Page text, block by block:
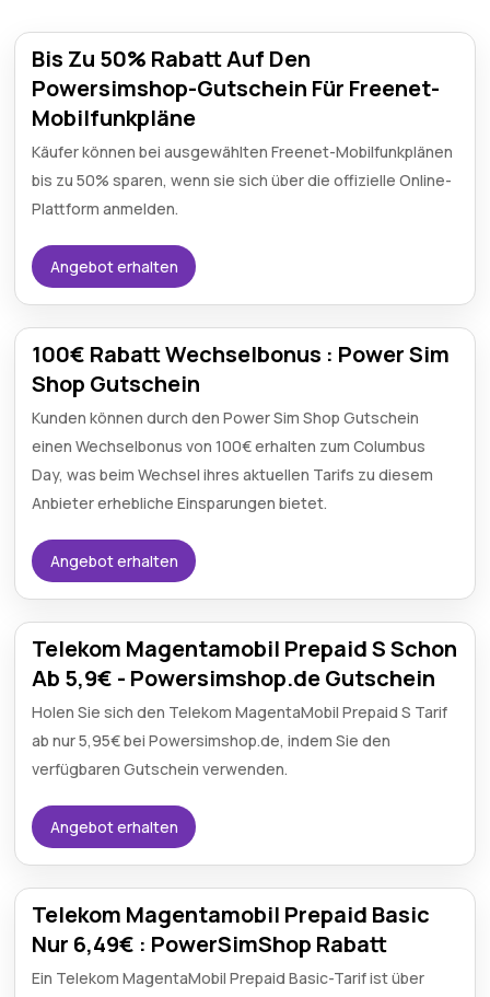
Bis Zu 50% Rabatt Auf Den
Powersimshop-Gutschein Für Freenet-
Mobilfunkpläne
Käufer können bei ausgewählten Freenet-Mobilfunkplänen
bis zu 50% sparen, wenn sie sich über die offizielle Online-
Plattform anmelden.
Angebot erhalten
100€ Rabatt Wechselbonus : Power Sim
Shop Gutschein
Kunden können durch den Power Sim Shop Gutschein
einen Wechselbonus von 100€ erhalten zum Columbus
Day, was beim Wechsel ihres aktuellen Tarifs zu diesem
Anbieter erhebliche Einsparungen bietet.
Angebot erhalten
Telekom Magentamobil Prepaid S Schon
Ab 5,9€ - Powersimshop.de Gutschein
Holen Sie sich den Telekom MagentaMobil Prepaid S Tarif
ab nur 5,95€ bei Powersimshop.de, indem Sie den
verfügbaren Gutschein verwenden.
Angebot erhalten
Telekom Magentamobil Prepaid Basic
Nur 6,49€ : PowerSimShop Rabatt
Ein Telekom MagentaMobil Prepaid Basic-Tarif ist über